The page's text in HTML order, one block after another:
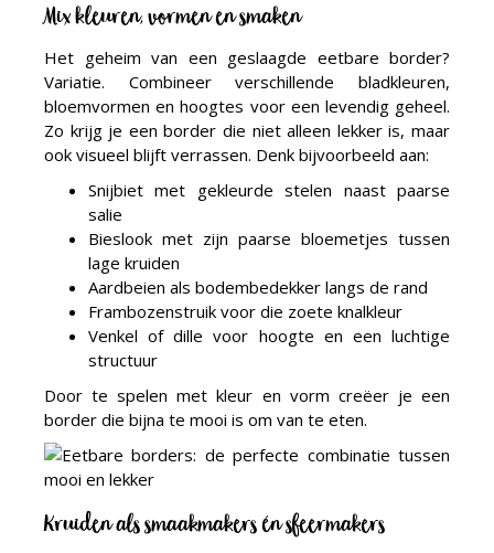
Mix kleuren, vormen en smaken
Het geheim van een geslaagde eetbare border?
Variatie. Combineer verschillende bladkleuren,
bloemvormen en hoogtes voor een levendig geheel.
Zo krijg je een border die niet alleen lekker is, maar
ook visueel blijft verrassen. Denk bijvoorbeeld aan:
Snijbiet met gekleurde stelen naast paarse
salie
Bieslook met zijn paarse bloemetjes tussen
lage kruiden
Aardbeien als bodembedekker langs de rand
Frambozenstruik voor die zoete knalkleur
Venkel of dille voor hoogte en een luchtige
structuur
Door te spelen met kleur en vorm creëer je een
border die bijna te mooi is om van te eten.
Kruiden als smaakmakers én sfeermakers